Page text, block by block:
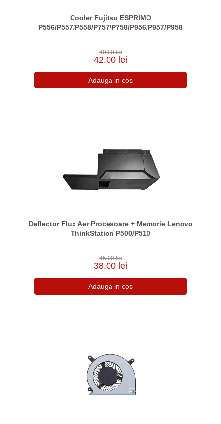
Cooler Fujitsu ESPRIMO
P556/P557/P558/P757/P758/P956/P957/P958
49.00 lei
42.00 lei
Deflector Flux Aer Procesoare + Memorie Lenovo
ThinkStation P500/P510
45.00 lei
38.00 lei